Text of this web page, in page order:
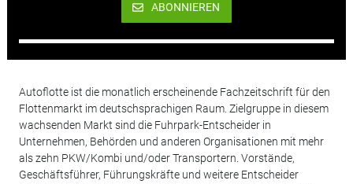
ABONNIEREN
Autoflotte ist die monatlich erscheinende Fachzeitschrift für den
Flottenmarkt im deutschsprachigen Raum. Zielgruppe in diesem
wachsenden Markt sind die Fuhrpark-Entscheider in
Unternehmen, Behörden und anderen Organisationen mit mehr
als zehn PKW/Kombi und/oder Transportern. Vorstände,
Geschäftsführer, Führungskräfte und weitere Entscheider